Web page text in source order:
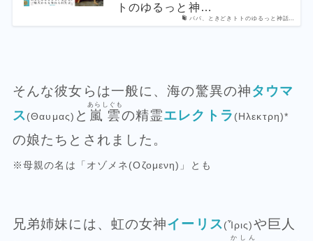
パパ、ときどきトトのゆるっと神話…
トのゆるっと神…
そんな彼女らは一般に、海の驚異の神タウマ
ス(Θαυμας) と 嵐雲
あらしぐも
の精霊エレクトラ (Ηλεκτρη)*
の娘たちとされました。
※母親の名は「オゾメネ(Οζομενη)」とも
兄弟姉妹には、虹の女神イーリス(Ἶρις)や巨人
かしん